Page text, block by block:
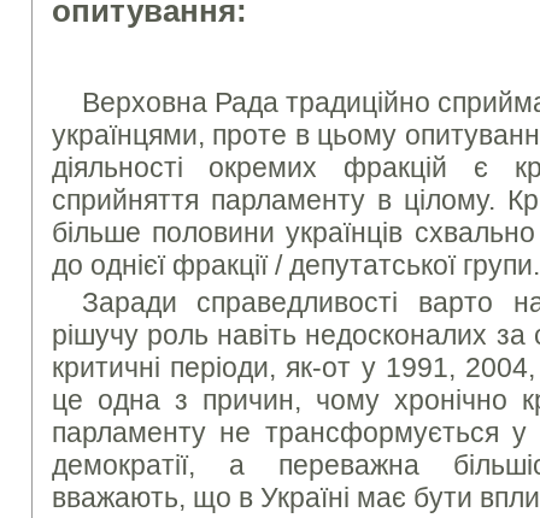
опитування:
Верховна Рада традиційно
українцями, проте в цьому
діяльності окремих фракцій є
сприйняття парламенту в цілому.
більше половини українців
до однієї фракції / депутатської групи.
Заради справедливості варто
рішучу роль навіть недосконалих
критичні періоди, як-от у 1991,
це одна з причин, чому хронічно
парламенту не трансформується у
демократії, а переважна
вважають, що в Україні має бути